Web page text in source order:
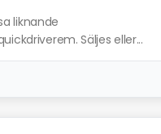
liknande
Säljes eller...